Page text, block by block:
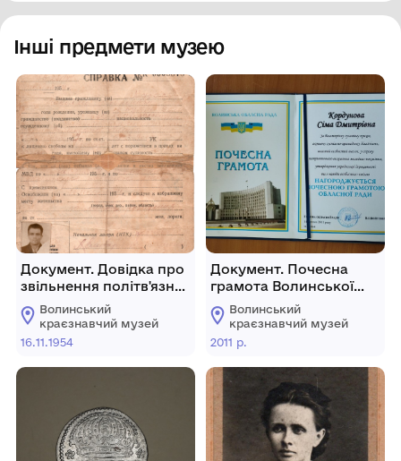
Інші предмети музею
Документ. Довідка про
звільнення політв'язня
М. П. Куделі з табору.
Волинський
краєзнавчий музей
16.11.1954
Документ. Почесна
грамота Волинської
обласної ради
Кордуновій С. Д.
Волинський
краєзнавчий музей
2011 р.